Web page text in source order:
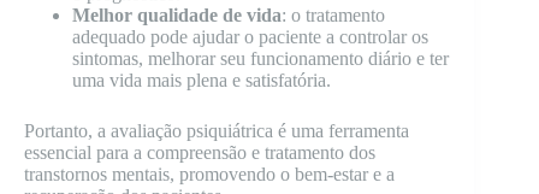
Melhor qualidade de vida: o tratamento
adequado pode ajudar o paciente a controlar os
sintomas, melhorar seu funcionamento diário e ter
uma vida mais plena e satisfatória.
Portanto, a avaliação psiquiátrica é uma ferramenta
essencial para a compreensão e tratamento dos
transtornos mentais, promovendo o bem-estar e a